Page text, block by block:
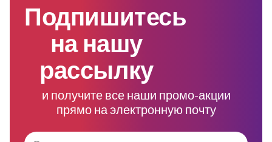
Подпишитесь
на нашу
рассылку
и получите все наши промо-акции
прямо на электронную почту